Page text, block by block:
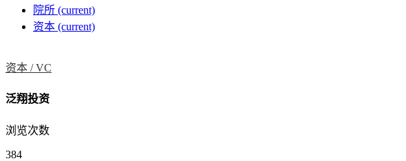
院所 (current)
资本 (current)
资本 /VC
泛翔投资
浏览次数
384